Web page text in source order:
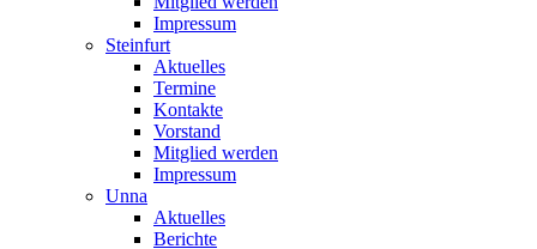
Impressum
Steinfurt
Aktuelles
Termine
Kontakte
Vorstand
Mitglied werden
Impressum
Unna
Aktuelles
Berichte